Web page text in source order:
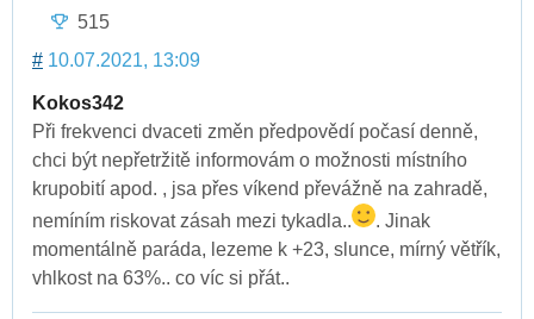
515
# 10.07.2021, 13:09
Kokos342
Při frekvenci dvaceti změn předpovědí počasí denně,
chci být nepřetržitě informovám o možnosti místního
krupobití apod. , jsa přes víkend převážně na zahradě,
nemíním riskovat zásah mezi tykadla..
. Jinak
momentálně paráda, lezeme k +23, slunce, mírný větřík,
vhlkost na 63%.. co víc si přát..